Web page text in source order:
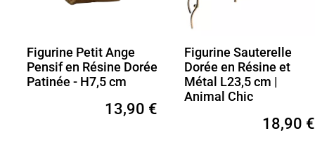
Figurine Petit Ange
Pensif en Résine Dorée
Patinée - H7,5 cm
13,90 €
Figurine Sauterelle
Dorée en Résine et
Métal L23,5 cm |
Animal Chic
18,90 €